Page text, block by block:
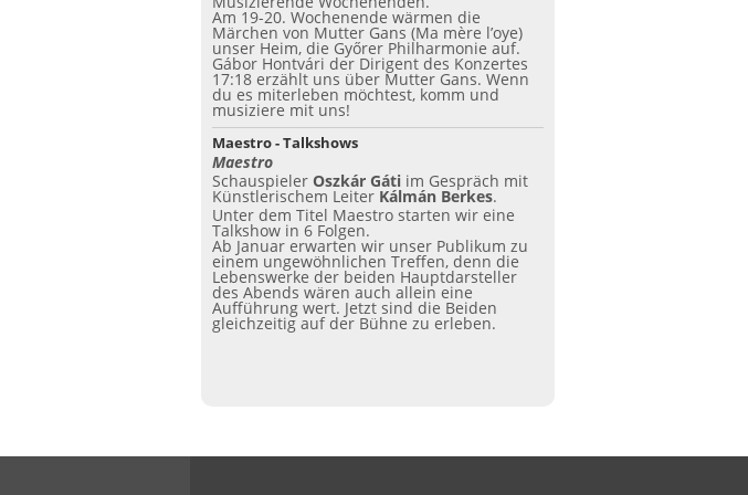
Am 19-20. Wochenende wärmen die
Märchen von Mutter Gans (Ma mère l’oye)
unser Heim, die Győrer Philharmonie auf.
Gábor Hontvári der Dirigent des Konzertes
17:18 erzählt uns über Mutter Gans. Wenn
du es miterleben möchtest, komm und
musiziere mit uns!
Maestro - Talkshows
Maestro
Schauspieler Oszkár Gáti im Gespräch mit
Künstlerischem Leiter Kálmán Berkes.
Unter dem Titel Maestro starten wir eine
Talkshow in 6 Folgen.
Ab Januar erwarten wir unser Publikum zu
einem ungewöhnlichen Treffen, denn die
Lebenswerke der beiden Hauptdarsteller
des Abends wären auch allein eine
Aufführung wert. Jetzt sind die Beiden
gleichzeitig auf der Bühne zu erleben.